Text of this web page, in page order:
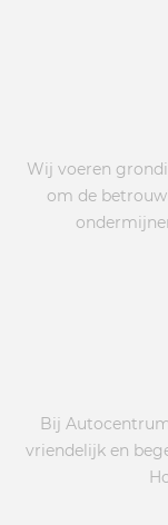
Wij voeren
om de
Bij
vriendelijk en